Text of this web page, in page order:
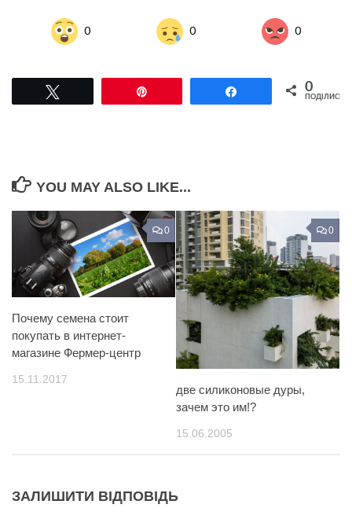
0 0 0
Поділитися0
ПОДІЛИСЬ
YOU MAY ALSO LIKE...
0
Почему семена стоит
покупать в интернет-
магазине Фермер-центр
15.11.2017
0
две силиконовые дуры,
зачем это им!?
15.06.2005
ЗАЛИШИТИ ВІДПОВІДЬ